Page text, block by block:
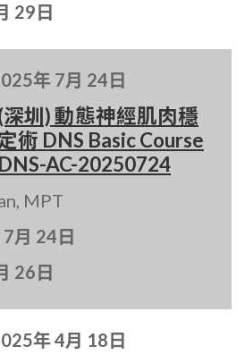
29日
年 7月 24日
深圳) 動態神經肌肉穩
術 DNS Basic Course
AC-20250724
MPT
月 24日
26日
年 4月 18日